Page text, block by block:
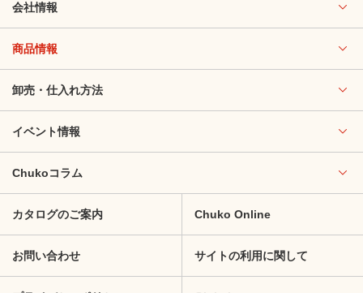
会社情報
商品情報
卸売・仕入れ方法
イベント情報
Chukoコラム
カタログのご案内 Chuko Online
お問い合わせ サイトの利用に関して